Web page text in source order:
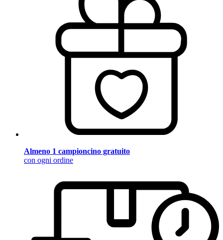
Almeno 1 campioncino gratuito
con ogni ordine